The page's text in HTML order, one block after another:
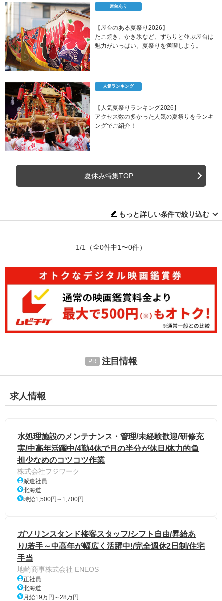
屋台あり
【屋台のある夏祭り2026】
たこ焼き、かき氷など、ずらりと並ぶ屋台は
魅力がいっぱい。夏祭りを満喫しよう。
人気ランキング
【人気夏祭りランキング2026】
アクセス数の多かった人気の夏祭りをランキ
ングでご紹介！
夏休み特集TOP
もっと詳しい条件で絞り込む
1/1 （全0件中1〜0件）
注目情報
求人情報
水処理施設のメンテナンス・管理/未経験歓迎/研修充
実/中高年活躍中/4勤4休で月の半分が休日/体力的負
担少なめのコツコツ作業
株式会社フジワーク
派遣社員
北海道
時給1,500円～1,700円
ガソリンスタンド接客スタッフ/シフト自由/昇給あ
り/若手～中高年が幅広く活躍中!/完全週休2日制/住宅
手当
地崎商事株式会社 ENEOS
正社員
北海道
月給19万円～28万円